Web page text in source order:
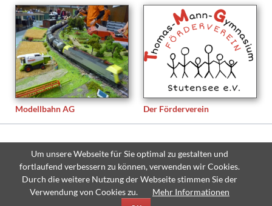
Modellbahn AG Der Förderverein
reserved.
Navigation
überspringen
Sitemap Impressum Datenschutzerklärung
Um unsere Webseite für Sie optimal zu gestalten und
fortlaufend verbessern zu können, verwenden wir Cookies.
Durch die weitere Nutzung der Webseite stimmen Sie der
Verwendung von Cookies zu.
Mehr Informationen